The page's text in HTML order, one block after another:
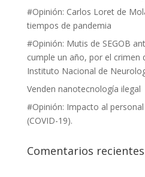
#Opinión: Carlos Loret de
tiempos de pandemia
#Opinión: Mutis de SEGOB
cumple un año, por el crimen
Instituto Nacional de
Venden nanotecnología ilegal
#Opinión: Impacto al personal
(COVID-19).
Comentarios recientes